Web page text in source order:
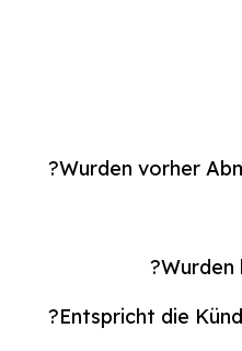
Wurden vorher
Wurden
Entspricht die